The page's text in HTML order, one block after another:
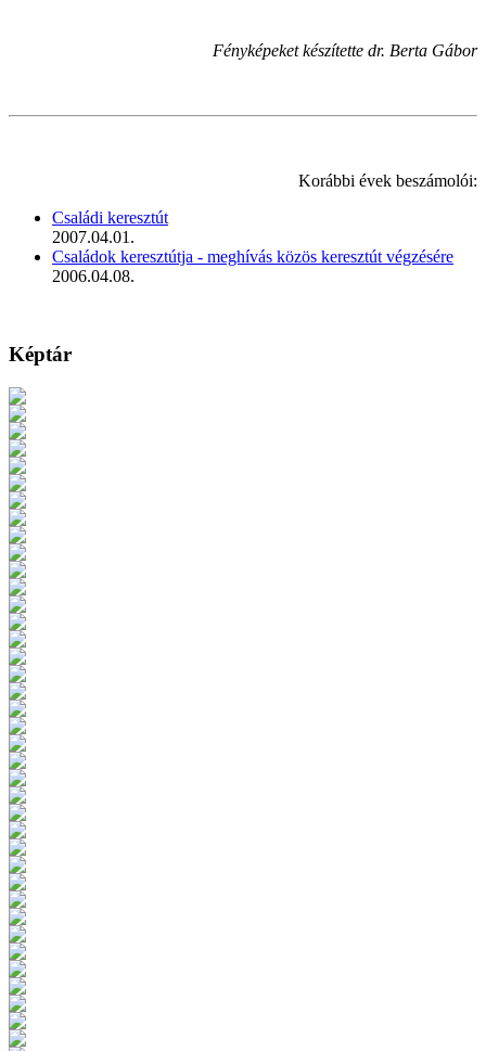
Fényképeket készítette dr. Berta Gábor
Korábbi évek beszámolói:
Családi keresztút
2007.04.01.
Családok keresztútja - meghívás közös keresztút végzésére
2006.04.08.
Képtár